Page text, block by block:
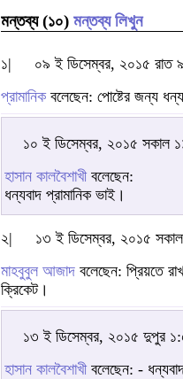
মন্তব্য (১০) মন্তব্য লিখুন
১|
০৯ ই ডিসেম্বর, ২০১৫ রাত
প্রামানিকবলেছেন: পোষ্টের জন্য
১০ ই ডিসেম্বর, ২০১৫ সকাল
হাসান কালবৈশাখীবলেছেন:
ধন্যবাদ প্রামানিক ভাই।
২|
১৩ ই ডিসেম্বর, ২০১৫
মাহবুবুল আজাদ বলেছেন: প্রিয়তে
ক্রিকেট।
১৩ ই ডিসেম্বর, ২০১৫ দুপুর
হাসান কালবৈশাখীবলেছেন: -